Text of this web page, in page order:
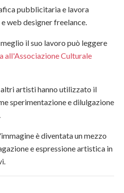
pubblicitaria e lavora
web designer freelance.
il suo lavoro può leggere
all'Associazione Culturale
artisti hanno utilizzato il
sperimentazione e dilulgazione
è diventata un mezzo
e espressione artistica in